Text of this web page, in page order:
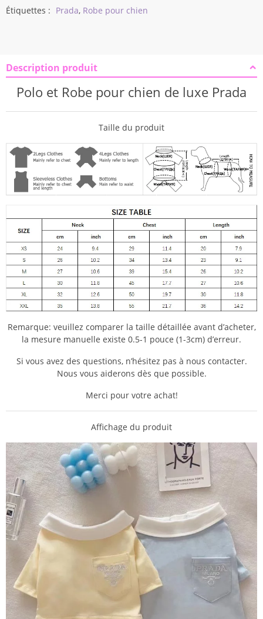
Étiquettes : Prada, Robe pour chien
Description produit
Modname = espace et hauteur = 10
Polo et Robe pour chien de luxe Prada
Taille du produit
Remarque: veuillez comparer la taille détaillée avant d’acheter,
la mesure manuelle existe 0.5-1 pouce (1-3cm) d’erreur.
Si vous avez des questions, n’hésitez pas à nous contacter.
Nous vous aiderons dès que possible.
Merci pour votre achat!
Affichage du produit